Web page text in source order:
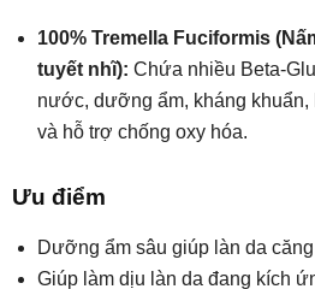
100% Tremella Fuciformis
tuyết nhĩ): Chứa nhiều Beta-
nước, dưỡng ẩm, kháng khuẩn,
và hỗ trợ chống oxy hóa.
Ưu điểm
Dưỡng ẩm sâu giúp làn da
Giúp làm dịu làn da đang kích